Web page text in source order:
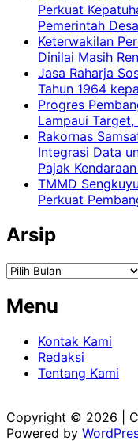
Perkuat
Pemerintah
Keterwakilan
Dinilai Masih
Jasa Raharja
Tahun 1964
Progres
Lampaui Target,
Rakornas
Integrasi Data
Pajak
TMMD
Perkuat
Arsip
Arsip
Menu
Kontak Kami
Redaksi
Tentang Kami
Copyright © 2026 |
Powered by